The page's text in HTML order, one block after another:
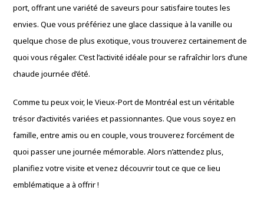
port, offrant une variété de saveurs pour satisfaire toutes les
envies. Que vous préfériez une glace classique à la vanille ou
quelque chose de plus exotique, vous trouverez certainement de
quoi vous régaler. C’est l’activité idéale pour se rafraîchir lors d’une
chaude journée d’été.
Comme tu peux voir, le Vieux-Port de Montréal est un véritable
trésor d’activités variées et passionnantes. Que vous soyez en
famille, entre amis ou en couple, vous trouverez forcément de
quoi passer une journée mémorable. Alors n’attendez plus,
planifiez votre visite et venez découvrir tout ce que ce lieu
emblématique a à offrir !